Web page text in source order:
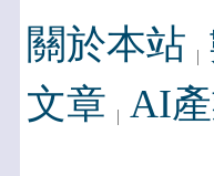
關於本站
文章 AI